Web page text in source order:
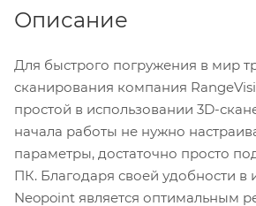
Описание
Для быстрого погружения в мир
сканирования компания
простой в использовании 3D-
начала работы не нужно
параметры, достаточно просто
ПК. Благодаря своей удобности в
Neopoint является оптимальным